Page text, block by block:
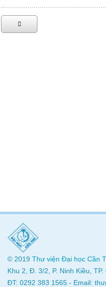
© 2019 Thư viện Đại học Cần
Khu 2, Đ. 3/2, P. Ninh Kiều,
ĐT: 0292 383 1565 - Email: